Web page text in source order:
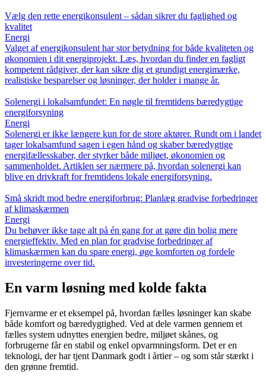
Vælg den rette energikonsulent – sådan sikrer du faglighed og
kvalitet
Energi
Valget af energikonsulent har stor betydning for både kvaliteten og
økonomien i dit energiprojekt. Læs, hvordan du finder en fagligt
kompetent rådgiver, der kan sikre dig et grundigt energimærke,
realistiske besparelser og løsninger, der holder i mange år.
Solenergi i lokalsamfundet: En nøgle til fremtidens bæredygtige
energiforsyning
Energi
Solenergi er ikke længere kun for de store aktører. Rundt om i landet
tager lokalsamfund sagen i egen hånd og skaber bæredygtige
energifællesskaber, der styrker både miljøet, økonomien og
sammenholdet. Artiklen ser nærmere på, hvordan solenergi kan
blive en drivkraft for fremtidens lokale energiforsyning.
Små skridt mod bedre energiforbrug: Planlæg gradvise forbedringer
af klimaskærmen
Energi
Du behøver ikke tage alt på én gang for at gøre din bolig mere
energieffektiv. Med en plan for gradvise forbedringer af
klimaskærmen kan du spare energi, øge komforten og fordele
investeringerne over tid.
En varm løsning med kolde fakta
Fjernvarme er et eksempel på, hvordan fælles løsninger kan skabe
både komfort og bæredygtighed. Ved at dele varmen gennem et
fælles system udnyttes energien bedre, miljøet skånes, og
forbrugerne får en stabil og enkel opvarmningsform. Det er en
teknologi, der har tjent Danmark godt i årtier – og som står stærkt i
den grønne fremtid.